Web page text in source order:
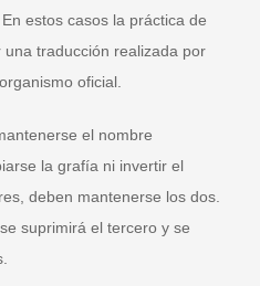
En estos casos la práctica de
una traducción realizada por
oficial.
el nombre
la grafía ni invertir el
deben mantenerse los dos.
suprimirá el tercero y se